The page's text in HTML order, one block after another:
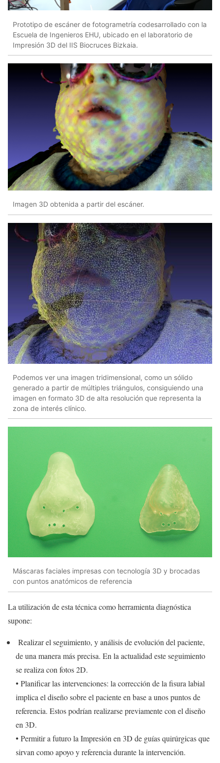
Prototipo de escáner de fotogrametría codesarrollado con la
Escuela de Ingenieros EHU, ubicado en el laboratorio de
Impresión 3D del IIS Biocruces Bizkaia.
Imagen 3D obtenida a partir del escáner.
Podemos ver una imagen tridimensional, como un sólido
generado a partir de múltiples triángulos, consiguiendo una
imagen en formato 3D de alta resolución que representa la
zona de interés clínico.
Máscaras faciales impresas con tecnología 3D y brocadas
con puntos anatómicos de referencia
La utilización de esta técnica como herramienta diagnóstica
supone:
Realizar el seguimiento, y análisis de evolución del paciente,
de una manera más precisa. En la actualidad este seguimiento
se realiza con fotos 2D.
• Planificar las intervenciones: la corrección de la fisura labial
implica el diseño sobre el paciente en base a unos puntos de
referencia. Estos podrían realizarse previamente con el diseño
en 3D.
• Permitir a futuro la Impresión en 3D de guías quirúrgicas que
sirvan como apoyo y referencia durante la intervención.